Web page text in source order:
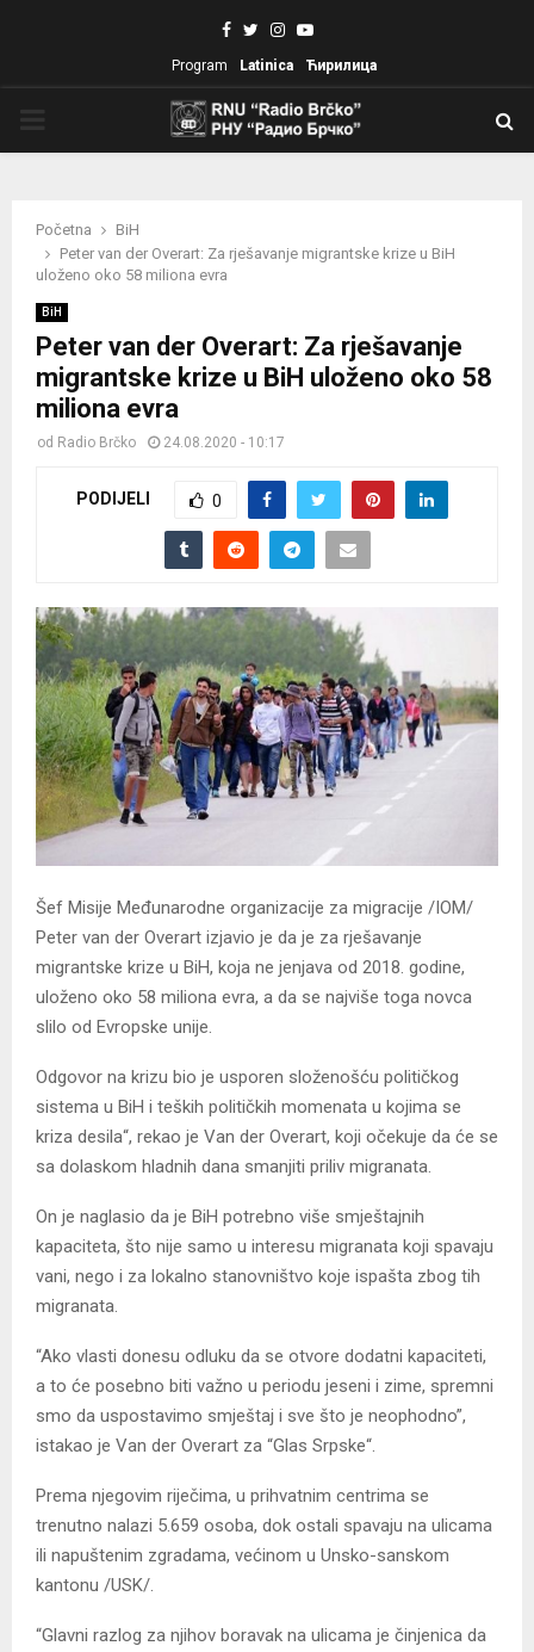
Facebook
TwitterInstagram
Youtube
Program Latinica Ћирилица
Početna
BiH
Peter van der Overart: Za rješavanje migrantske krize u BiH
uloženo oko 58 miliona evra
BiH
Peter van der Overart: Za rješavanje
migrantske krize u BiH uloženo oko 58
miliona evra
od Radio Brčko 24.08.2020 - 10:17
PODIJELI 0
Šef Misije Međunarodne organizacije za migracije /IOM/
Peter van der Overart izjavio je da je za rješavanje
migrantske krize u BiH, koja ne jenjava od 2018. godine,
uloženo oko 58 miliona evra, a da se najviše toga novca
slilo od Evropske unije.
Odgovor na krizu bio je usporen složenošću političkog
sistema u BiH i teških političkih momenata u kojima se
kriza desila“, rekao je Van der Overart, koji očekuje da će se
sa dolaskom hladnih dana smanjiti priliv migranata.
On je naglasio da je BiH potrebno više smještajnih
kapaciteta, što nije samo u interesu migranata koji spavaju
vani, nego i za lokalno stanovništvo koje ispašta zbog tih
migranata.
“Ako vlasti donesu odluku da se otvore dodatni kapaciteti,
a to će posebno biti važno u periodu jeseni i zime, spremni
smo da uspostavimo smještaj i sve što je neophodno”,
istakao je Van der Overart za “Glas Srpske“.
Prema njegovim riječima, u prihvatnim centrima se
trenutno nalazi 5.659 osoba, dok ostali spavaju na ulicama
ili napuštenim zgradama, većinom u Unsko-sanskom
kantonu /USK/.
“Glavni razlog za njihov boravak na ulicama je činjenica da